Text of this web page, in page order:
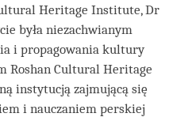
Heritage Institute, Dr
była niezachwianym
i propagowania kultury
Roshan Cultural Heritage
instytucją zajmującą się
i nauczaniem perskiej